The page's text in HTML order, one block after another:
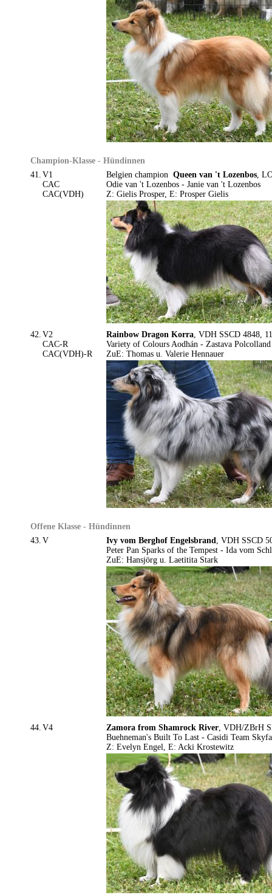
Champion-Klasse - Hündinnen
41. V1
CAC
CAC(VDH)
Belgien champion Queen van 't Lozenbos,
Odie van 't Lozenbos - Janie van 't Lozenbos
Z: Gielis Prosper, E: Prosper Gielis
42. V2
CAC-R
CAC(VDH)-R
Rainbow Dragon Korra, VDH SSCD 4848,
Variety of Colours Aodhán - Zastava Polcolland
ZuE: Thomas u. Valerie Hennauer
Offene Klasse - Hündinnen
43. V Ivy vom Berghof Engelsbrand, VDH SSCD
Peter Pan Sparks of the Tempest - Ida vom
ZuE: Hansjörg u. Laetitita Stark
44. V4 Zamora from Shamrock River, VDH/ZBrH
Buehneman's Built To Last - Casidi Team
Z: Evelyn Engel, E: Acki Krostewitz